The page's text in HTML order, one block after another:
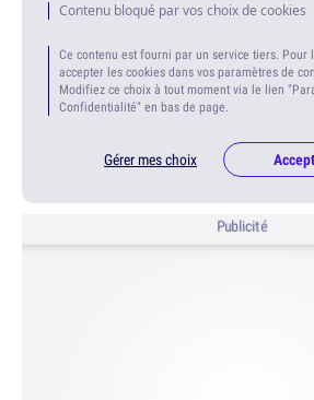
Contenu bloqué par vos choix de cookies
Ce contenu est fourni par un service tiers. Pour
accepter les cookies dans vos paramètres de
Modifiez ce choix à tout moment via le lien
Confidentialité" en bas de page.
Gérer mes choix
Publicité